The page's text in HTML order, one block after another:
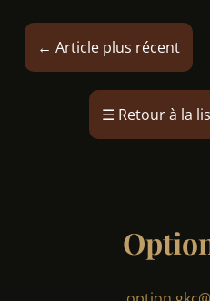
← Article plus récent
☰ Retour à la